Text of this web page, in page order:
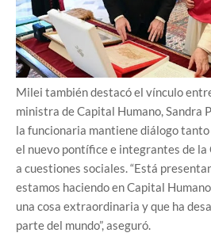
Milei también destacó el vínculo
ministra de Capital Humano, Sandra
la funcionaria mantiene diálogo tanto
el nuevo pontífice e integrantes de la
a cuestiones sociales. “Está
estamos haciendo en Capital
una cosa extraordinaria y que ha
parte del mundo”, aseguró.